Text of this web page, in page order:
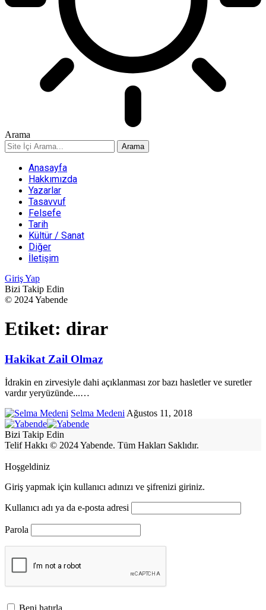
Arama
Anasayfa
Hakkımızda
Yazarlar
Tasavvuf
Felsefe
Tarih
Kültür / Sanat
Diğer
İletişim
Giriş Yap
Bizi Takip Edin
© 2024 Yabende
Etiket: dirar
Hakikat Zail Olmaz
İdrakin en zirvesiyle dahi açıklanması zor bazı hasletler ve suretler
vardır yeryüzünde...…
Selma Medeni Ağustos 11, 2018
Bizi Takip Edin
Telif Hakkı © 2024 Yabende. Tüm Hakları Saklıdır.
Hoşgeldiniz
Giriş yapmak için kullanıcı adınızı ve şifrenizi giriniz.
Kullanıcı adı ya da e-posta adresi
Parola
Beni hatırla